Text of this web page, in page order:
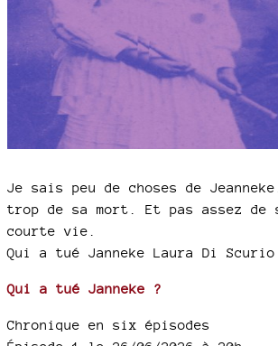
Je sais peu de choses de
trop de sa mort. Et pas assez
courte vie.
Qui a tué Janneke Laura Di Scurio
Qui a tué Janneke ?
Chronique en six épisodes